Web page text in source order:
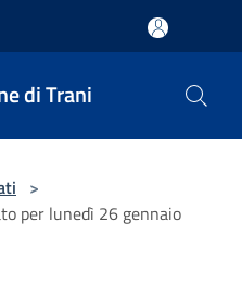
di Trani
>
per lunedì 26 gennaio